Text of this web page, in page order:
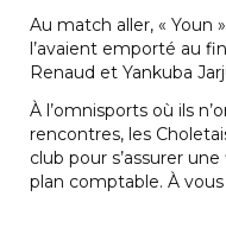
Au match aller, « Youn
l’avaient emporté au
Renaud et Yankuba
À l’omnisports où ils
rencontres, les
club pour s’assurer
plan comptable. À